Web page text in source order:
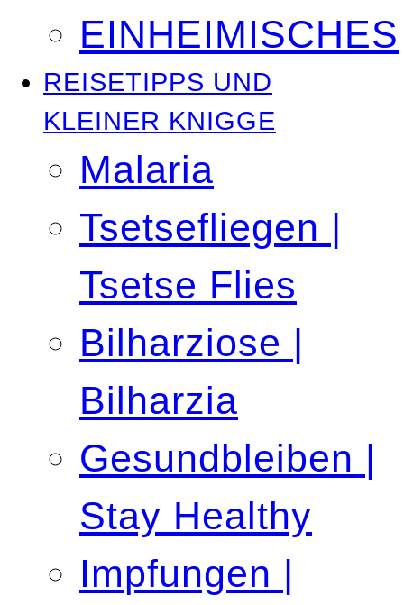
EINHEIMISCHES
REISETIPPS UND
KLEINER KNIGGE
Malaria
Tsetsefliegen |
Tsetse Flies
Bilharziose |
Bilharzia
Gesundbleiben |
Stay Healthy
Impfungen |